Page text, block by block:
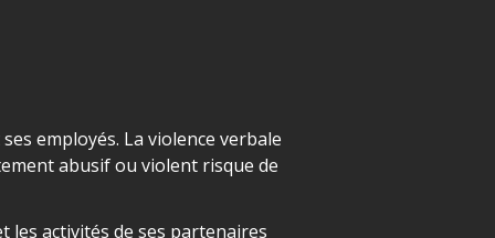
employés. La violence verbale
abusif ou violent risque de
les activités de ses partenaires